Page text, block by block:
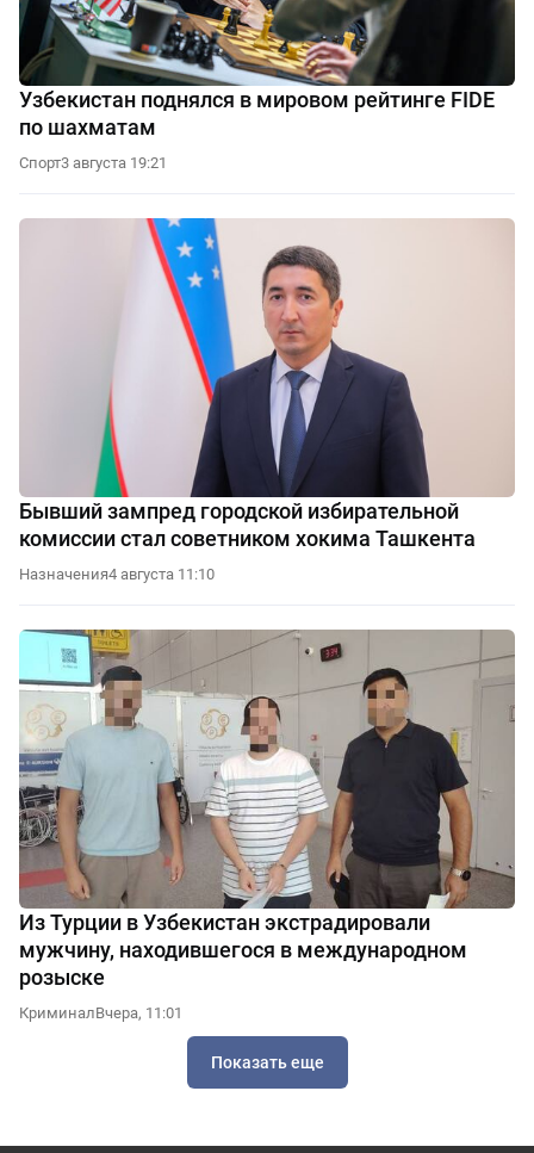
Узбекистан поднялся в мировом рейтинге FIDE
по шахматам
Спорт3 августа 19:21
Бывший зампред городской избирательной
комиссии стал советником хокима Ташкента
Назначения4 августа 11:10
Из Турции в Узбекистан экстрадировали
мужчину, находившегося в международном
розыске
КриминалВчера, 11:01
Показать еще